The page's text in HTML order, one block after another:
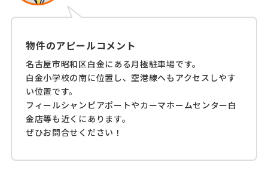
物件のアピールコメント
名古屋市昭和区白金にある月極駐車場です。
白金小学校の南に位置し、空港線へもアクセスしやす
い位置です。
フィールシャンピアポートやカーマホームセンター白
金店等も近くにあります。
ぜひお問合せください！